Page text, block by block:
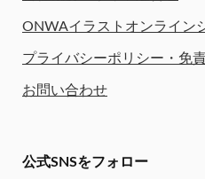
ONWAイラストオンライン
プライバシーポリシー・免
お問い合わせ
公式SNSをフォロー